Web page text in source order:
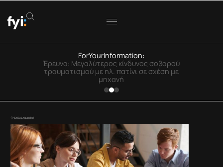
ForYourInformation:
ΟΟΣΑ: Στην Ελλάδα η μεγαλύτερη πτώση
πραγματικού εισοδήματος
(PEXELS/fauxels)